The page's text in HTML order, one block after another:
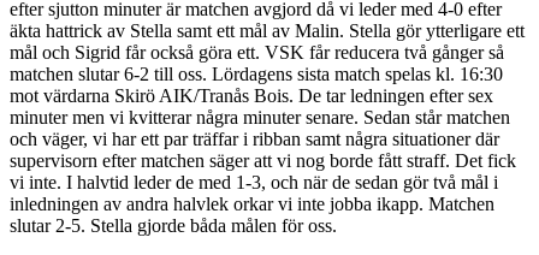
efter sjutton minuter är matchen avgjord då vi leder med 4-0 efter
äkta hattrick av Stella samt ett mål av Malin. Stella gör ytterligare ett
mål och Sigrid får också göra ett. VSK får reducera två gånger så
matchen slutar 6-2 till oss. Lördagens sista match spelas kl. 16:30
mot värdarna Skirö AIK/Tranås Bois. De tar ledningen efter sex
minuter men vi kvitterar några minuter senare. Sedan står matchen
och väger, vi har ett par träffar i ribban samt några situationer där
supervisorn efter matchen säger att vi nog borde fått straff. Det fick
vi inte. I halvtid leder de med 1-3, och när de sedan gör två mål i
inledningen av andra halvlek orkar vi inte jobba ikapp. Matchen
slutar 2-5. Stella gjorde båda målen för oss.